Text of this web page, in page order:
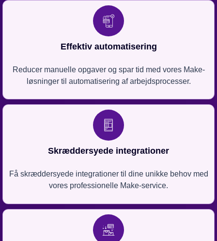
Effektiv automatisering
Reducer manuelle opgaver og spar tid med vores Make-
løsninger til automatisering af arbejdsprocesser.
Skræddersyede integrationer
Få skræddersyede integrationer til dine unikke behov med
vores professionelle Make-service.